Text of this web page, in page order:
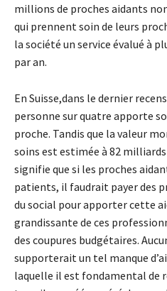
millions de proches aidants
qui prennent soin de leurs
la société un service évalué à
par an.
En Suisse,dans le dernier
personne sur quatre apporte
proche. Tandis que la valeur
soins est estimée à 82 milliards
signifie que si les proches
patients, il faudrait payer des
du social pour apporter cette
grandissante de ces
des coupures budgétaires.
supporterait un tel manque
laquelle il est fondamental de